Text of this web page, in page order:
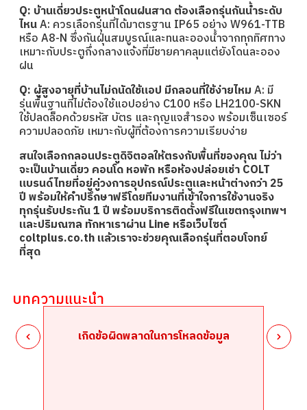
Q: บ้านเดี่ยวประตูหน้าโดนฝนสาด ต้องเลือกรุ่นกันน้ำระดับ
ไหนA: ควรเลือกรุ่นที่ได้มาตรฐาน IP65 อย่าง W961-TTB
หรือ A8-N ซึ่งกันฝุ่นสมบูรณ์และทนละอองน้ำจากทุกทิศทาง
เหมาะกับประตูกึ่งกลางแจ้งที่มีชายคาคลุมแต่ยังโดนละออง
ฝน
Q: ผู้สูงอายุที่บ้านไม่ถนัดใช้แอป มีกลอนที่ใช้ง่ายไหมA: มี
รุ่นพื้นฐานที่ไม่ต้องใช้แอปอย่าง C100 หรือ LH2100-SKN
ใช้ปลดล็อคด้วยรหัส บัตร และกุญแจสำรอง พร้อมเซ็นเซอร์
ความปลอดภัย เหมาะกับผู้ที่ต้องการความเรียบง่าย
สนใจเลือกกลอนประตูดิจิตอลให้ตรงกับพื้นที่ของคุณ ไม่ว่า
จะเป็นบ้านเดี่ยว คอนโด หอพัก หรือห้องปล่อยเช่า COLT
แบรนด์ไทยที่อยู่คู่วงการอุปกรณ์ประตูและหน้าต่างกว่า 25
ปี พร้อมให้คำปรึกษาฟรีโดยทีมงานที่เข้าใจการใช้งานจริง
ทุกรุ่นรับประกัน 1 ปี พร้อมบริการติดตั้งฟรีในเขตกรุงเทพฯ
และปริมณฑล ทักหาเราผ่าน Line หรือเว็บไซต์
coltplus.co.th แล้วเราจะช่วยคุณเลือกรุ่นที่ตอบโจทย์
ที่สุด
บทความแนะนำ
เกิดข้อผิดพลาดในการโหลดข้อมูล